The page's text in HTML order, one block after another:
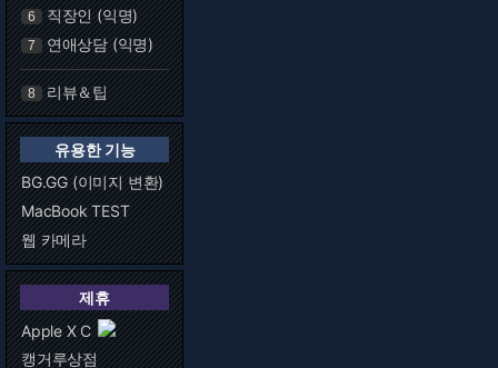
6 직장인 (익명)
7 연애상담 (익명)
8 리뷰＆팁
유용한 기능
BG.GG (이미지 변환)
MacBook TEST
웹 카메라
제휴
Apple X C
캥거루상점